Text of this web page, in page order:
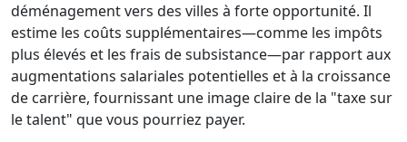
déménagement vers des villes à forte opportunité. Il
estime les coûts supplémentaires—comme les impôts
plus élevés et les frais de subsistance—par rapport aux
augmentations salariales potentielles et à la croissance
de carrière, fournissant une image claire de la "taxe sur
le talent" que vous pourriez payer.